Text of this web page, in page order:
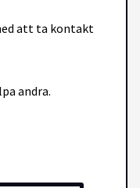
att ta kontakt
andra.